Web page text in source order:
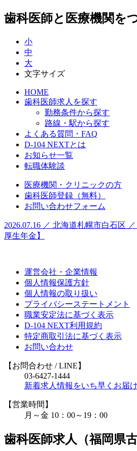
歯科医師と医療機関を
小
中
大
文字サイズ
HOME
歯科医師求人を探す
勤務条件から探す
路線・駅から探す
よくある質問・FAQ
D-104 NEXTとは
お知らせ一覧
転職体験談
医療機関・クリニックの方
歯科医師登録（無料）
お問い合わせフォーム
2026.07.16 ／ 北海道札幌市白石区
厚生年金】
運営会社・企業情報
個人情報保護方針
個人情報の取り扱い
プライバシーステートメント
職業安定法に基づく表示
D-104 NEXT利用規約
特定商取引法に基づく表示
お問い合わせ
【お問合わせ / LINE 】
03-6427-1444
新着求人情報をいち早くお届け
【営業時間】
月～金 10：00～19：00
歯科医師求人（福岡県